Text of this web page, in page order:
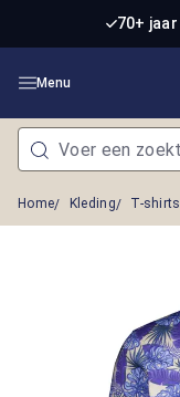
Ga naar de 70+
Menu
Home Kleding T-